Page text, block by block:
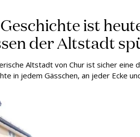
ist
der Altstadt
Altstadt von Chur ist sicher eine
in jedem Gässchen, an jeder Ecke